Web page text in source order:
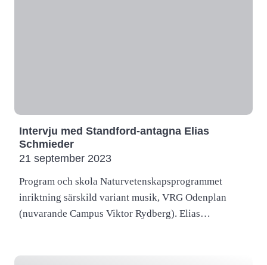
Intervju med Standford-antagna Elias
Schmieder
21 september 2023
Program och skola Naturvetenskapsprogrammet
inriktning särskild variant musik, VRG Odenplan
(nuvarande Campus Viktor Rydberg). Elias…